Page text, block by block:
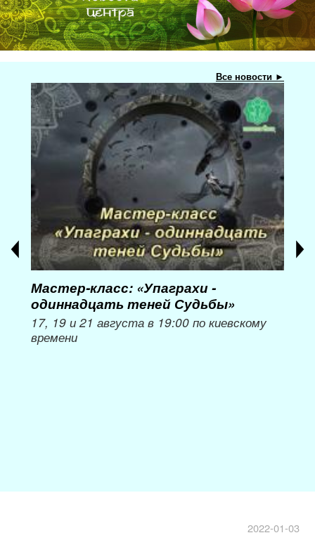
Все новости ►
Мастер-класс: «Упаграхи -
одиннадцать теней Судьбы»
17, 19 и 21 августа в 19:00 по киевскому
времени
2022-01-03